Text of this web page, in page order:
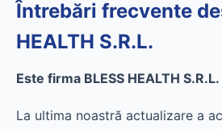
Întrebări frecvente
HEALTH S.R.L.
Este firma BLESS HEALTH
La ultima noastră actualizare a